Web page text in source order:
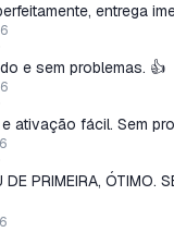
entrega
e sem problemas. 👍
ativação fácil. Sem
DE PRIMEIRA, ÓTIMO.